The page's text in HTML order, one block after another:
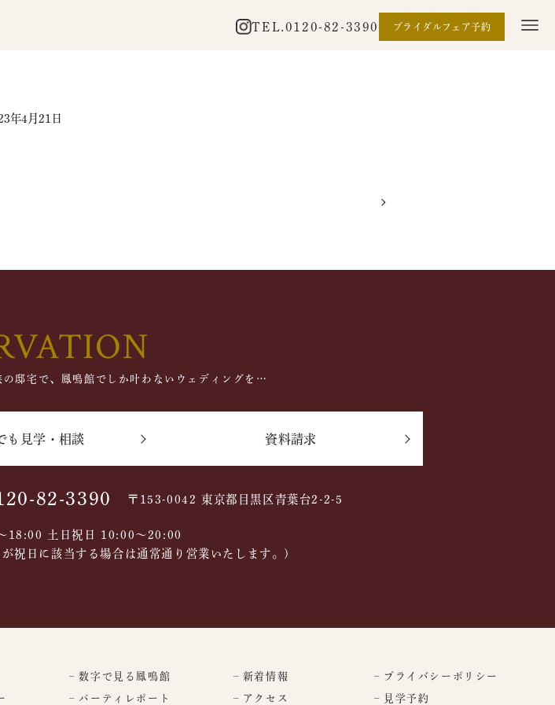
TEL. 0120-82-3390 ブライダルフェア予約
年4月21日
邸宅で、鳳鳴館でしか叶わないウェディングを…
も見学・相談 資料請求
82-3390 〒153-0042 東京都目黒区青葉台2-2-5
18:00 土日祝日 10:00〜20:00
祝日に該当する場合は通常通り営業いたします。)
– 数字で見る鳳鳴館
– パーティレポート
– 新着情報
– アクセス
– プライバシーポリシー
– 見学予約